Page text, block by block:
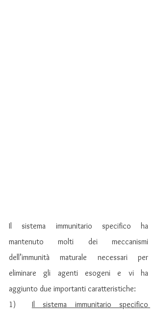
Il sistema immunitario specifico ha
mantenuto molti dei meccanismi
dell’immunità maturale necessari per
eliminare gli agenti esogeni e vi ha
aggiunto due importanti caratteristiche:
1) Il sistema immunitario specifico